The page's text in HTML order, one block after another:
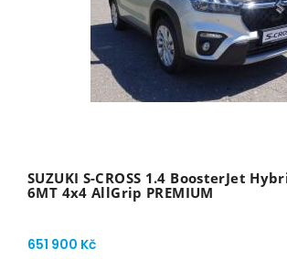
SUZUKI S-CROSS 1.4 BoosterJet
6MT 4x4 AllGrip PREMIUM
651 900 Kč